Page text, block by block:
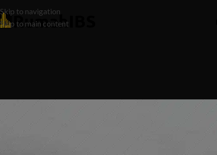
Skip to navigation
Skip to main content